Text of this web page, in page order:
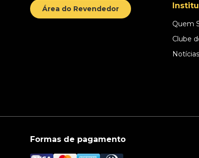
Área do Revendedor
Quem
Clube
Notícias
Formas de pagamento